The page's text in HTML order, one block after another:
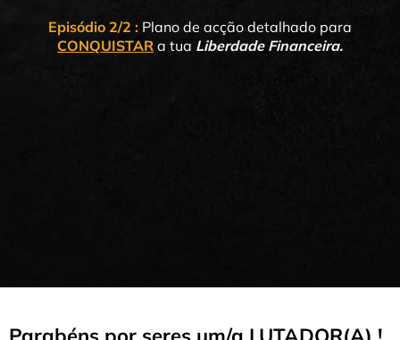
Episódio 2/2 : Plano de acção detalhado para
CONQUISTAR a tua Liberdade Financeira.